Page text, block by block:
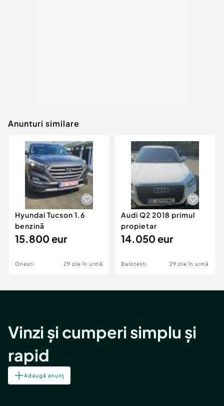
Anunturi similare
Hyundai Tucson 1.6
benzină
15.800 eur
Onesti 29 zile în urmă
Audi Q2 2018 primul
propietar
14.050 eur
Balotesti 29 zile în urmă
Vinzi și cumperi simplu și
rapid
Adaugă anunț